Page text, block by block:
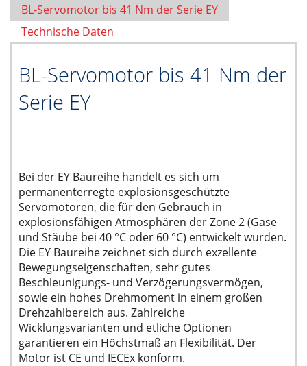
BL-Servomotor bis 41 Nm der Serie EY
Technische Daten
BL-Servomotor bis 41 Nm der
Serie EY
Bei der EY Baureihe handelt es sich um
permanenterregte explosionsgeschützte
Servomotoren, die für den Gebrauch in
explosionsfähigen Atmosphären der Zone 2 (Gase
und Stäube bei 40 °C oder 60 °C) entwickelt wurden.
Die EY Baureihe zeichnet sich durch exzellente
Bewegungseigenschaften, sehr gutes
Beschleunigungs- und Verzögerungsvermögen,
sowie ein hohes Drehmoment in einem großen
Drehzahlbereich aus. Zahlreiche
Wicklungsvarianten und etliche Optionen
garantieren ein Höchstmaß an Flexibilität. Der
Motor ist CE und IECEx konform.